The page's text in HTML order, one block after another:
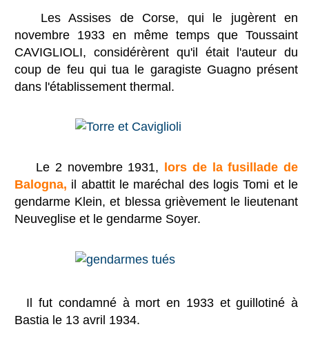
Les Assises de Corse, qui le jugèrent en
novembre 1933 en même temps que Toussaint
CAVIGLIOLI, considérèrent qu'il était l'auteur du
coup de feu qui tua le garagiste Guagno présent
dans l'établissement thermal.
Le 2 novembre 1931,
lors de la fusillade de
Balogna, il abattit le maréchal des logis Tomi et le
gendarme Klein, et blessa grièvement le lieutenant
Neuveglise et le gendarme Soyer.
Il fut condamné à mort en 1933 et guillotiné à
Bastia le 13 avril 1934.